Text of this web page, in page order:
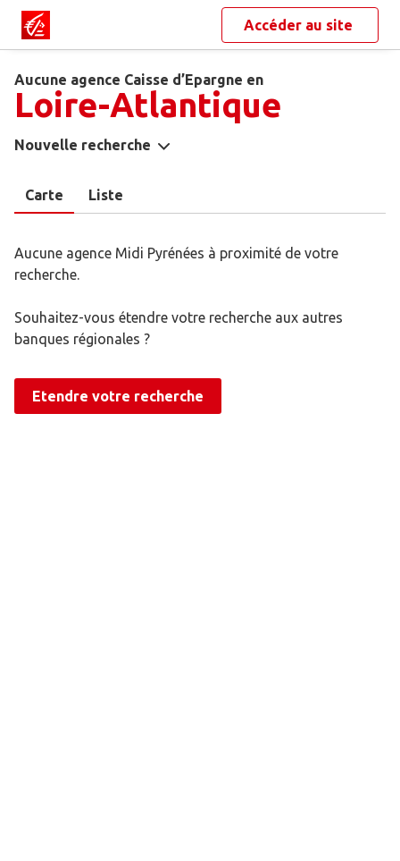
Accéder au site
Aucune agence Caisse d’Epargne en
Loire-Atlantique
Nouvelle recherche
Carte Liste
Aucune agence Midi Pyrénées à proximité de votre
recherche.
Souhaitez-vous étendre votre recherche aux autres
banques régionales ?
Etendre votre recherche